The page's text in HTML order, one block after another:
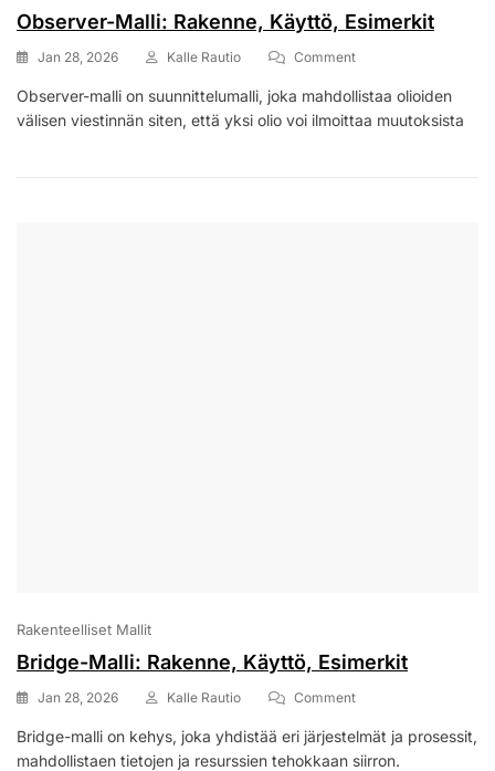
Observer-Malli: Rakenne, Käyttö, Esimerkit
Jan 28, 2026 Kalle Rautio CommentOn
Malli:
Rakenne,
Observer-malli on suunnittelumalli, joka mahdollistaa olioiden
välisen viestinnän siten, että yksi olio voi ilmoittaa muutoksista
Rakenteelliset Mallit
Bridge-Malli: Rakenne, Käyttö, Esimerkit
Jan 28, 2026 Kalle Rautio CommentOn
Malli:
Rakenne,
Bridge-malli on kehys, joka yhdistää eri järjestelmät ja prosessit,
mahdollistaen tietojen ja resurssien tehokkaan siirron.